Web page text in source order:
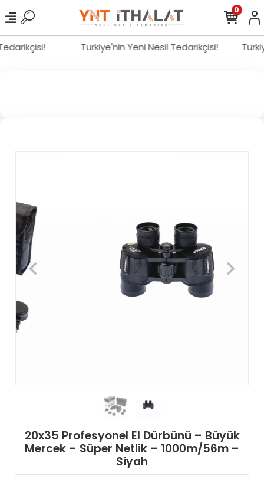
Türkiye'nin Yeni Nesil Tedarikçisi!
0
20x35 Profesyonel El Dürbünü – Büyük
Mercek – Süper Netlik – 1000m/56m –
Siyah